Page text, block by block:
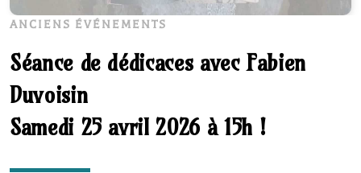
ANCIENS ÉVÉNEMENTS
Séance de dédicaces avec Fabien
Duvoisin
Samedi 25 avril 2026 à 15h !